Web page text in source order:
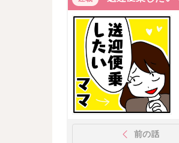
前の話